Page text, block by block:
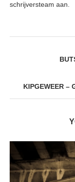
schrijversteam aan.
KIPGEWEER